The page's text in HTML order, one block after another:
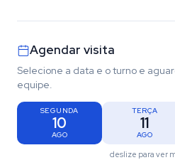
Agendar visita
Selecione a data e o turno e
equipe.
SEGUNDA
10
AGO
TERÇA
11
AGO
deslize para ver